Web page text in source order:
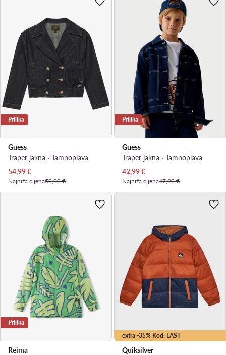
Prilika
Guess
Traper jakna · Tamnoplava
Trenutna cijena
54,99€
Najniža cijena59,99 €
Prilika
Guess
Traper jakna · Tamnoplava
Trenutna cijena
42,99€
Najniža cijena47,99 €
Prilika
Reima
extra -35% Kod: LAST
Quiksilver